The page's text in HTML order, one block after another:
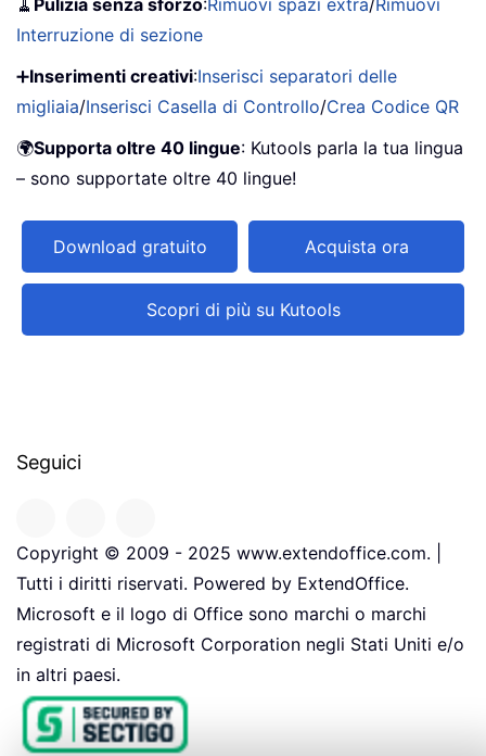
Interruzione di sezione
➕Inserimenti creativi:Inserisci separatori delle
migliaia/Inserisci Casella di Controllo/Crea Codice QR
🌍Supporta oltre 40 lingue: Kutools parla la tua lingua
– sono supportate oltre 40 lingue!
Download gratuito Acquista ora
Scopri di più su Kutools
Seguici
Copyright © 2009 - 2025 www.extendoffice.com. |
Tutti i diritti riservati. Powered by ExtendOffice.
Microsoft e il logo di Office sono marchi o marchi
registrati di Microsoft Corporation negli Stati Uniti e/o
in altri paesi.